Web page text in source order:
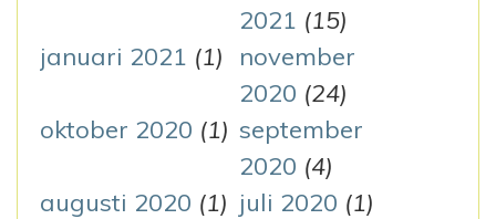
2021 (15)
januari 2021 (1)
november
2020 (24)
oktober 2020 (1) september
2020 (4)
augusti 2020 (1) juli 2020 (1)